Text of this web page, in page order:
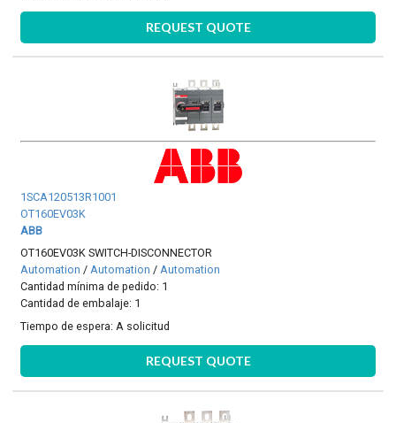
REQUEST QUOTE
1SCA120513R1001
OT160EV03K
ABB
OT160EV03K SWITCH-DISCONNECTOR
Automation /Automation /Automation
Cantidad mínima de pedido: 1
Cantidad de embalaje: 1
Tiempo de espera: A solicitud
REQUEST QUOTE